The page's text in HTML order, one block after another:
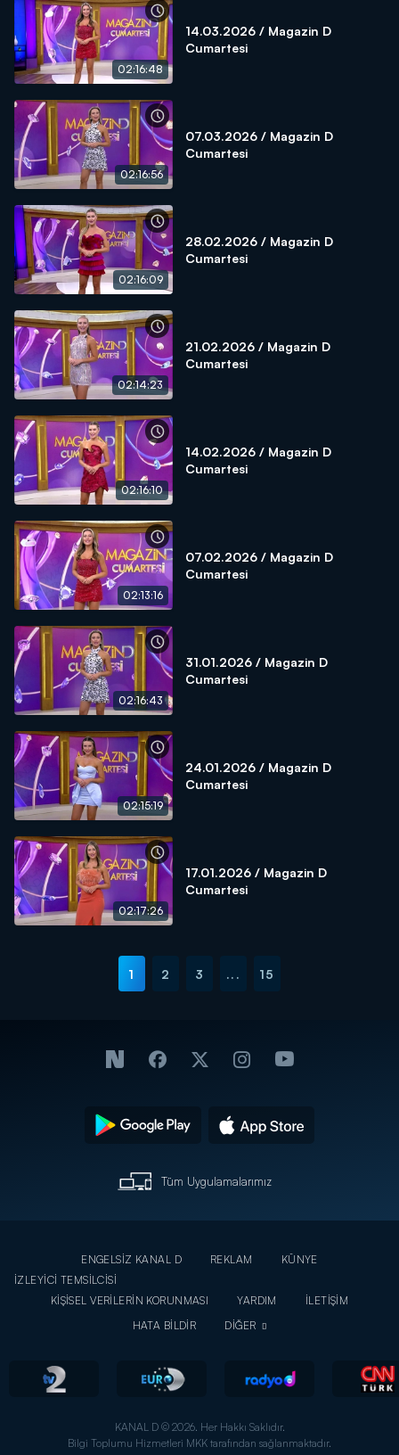
02:16:48
14.03.2026 / Magazin D
Cumartesi
02:16:56
07.03.2026 / Magazin D
Cumartesi
02:16:09
28.02.2026 / Magazin D
Cumartesi
02:14:23
21.02.2026 / Magazin D
Cumartesi
02:16:10
14.02.2026 / Magazin D
Cumartesi
02:13:16
07.02.2026 / Magazin D
Cumartesi
02:16:43
31.01.2026 / Magazin D
Cumartesi
02:15:19
24.01.2026 / Magazin D
Cumartesi
02:17:26
17.01.2026 / Magazin D
Cumartesi
1 2 3 ... 15
Tüm Uygulamalarımız
ENGELSİZ KANAL D REKLAM
KÜNYE
İZLEYİCİ TEMSİLCİSİ
KİŞİSEL VERİLERİN KORUNMASI
YARDIM
İLETİŞİM
HATA BİLDİR
DİĞER
KANAL D © 2026. Her Hakkı Saklıdır.
Bilgi Toplumu Hizmetleri MKK tarafından sağlanmaktadır.